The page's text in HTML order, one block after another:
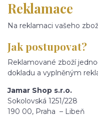
Reklamace
Na reklamaci vašeho
Jak postupovat?
Reklamované zboží
dokladu a vyplněným
Jamar Shop s.r.o.
Sokolovská 1251/228
190 00, Praha – Libeň